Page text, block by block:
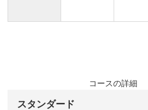
コースの詳細
スタンダード